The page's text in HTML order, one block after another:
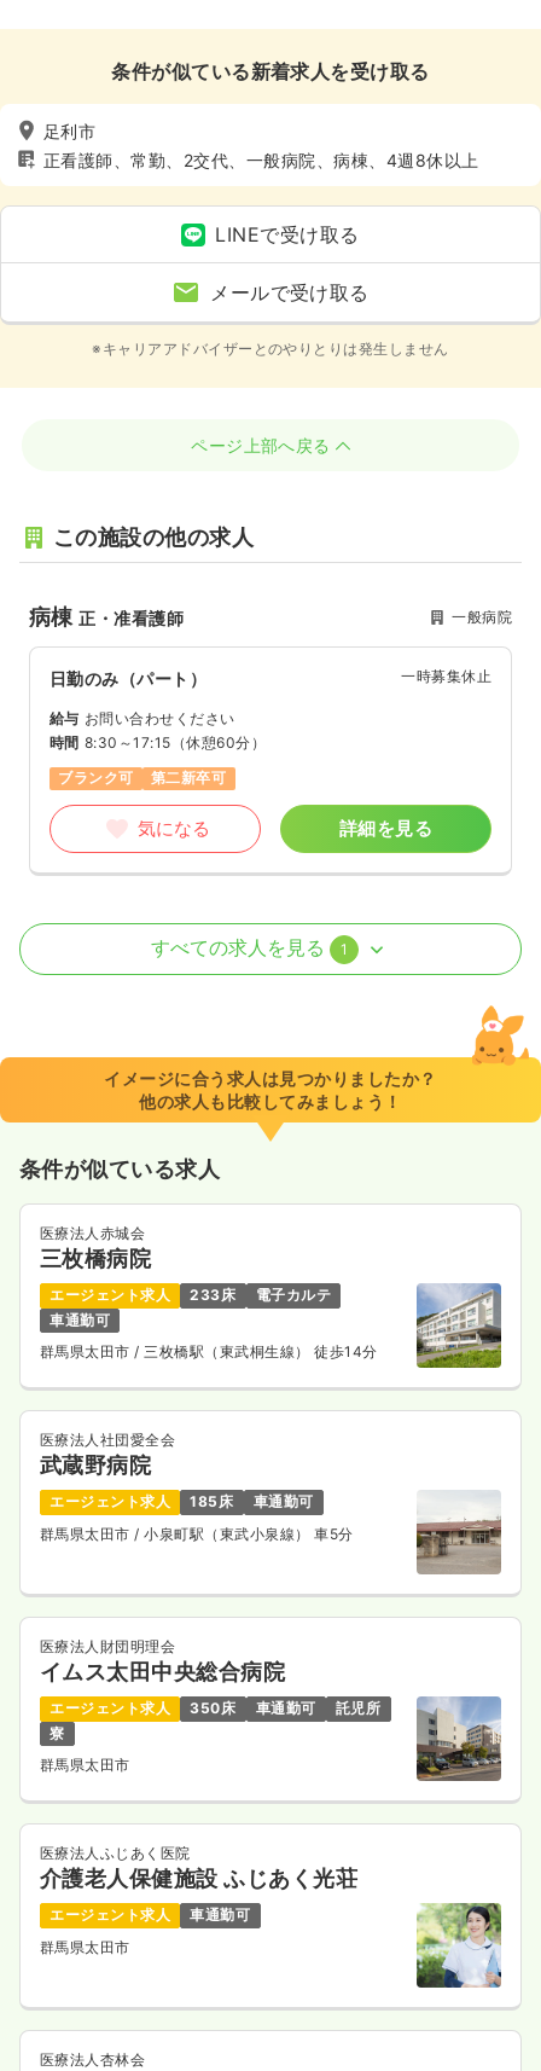
条件が似ている新着求人を受け取る
足利市
正看護師、常勤、2交代、一般病院、病棟、4週8休以上
LINEで受け取る
メールで受け取る
※キャリアアドバイザーとのやりとりは発生しません
ページ上部へ戻る
この施設の他の求人
病棟正・准看護師 一般病院
日勤のみ（パート） 一時募集休止
給与 お問い合わせください
時間 8:30～17:15 （休憩60分）
ブランク可
第二新卒可
気になる 詳細を見る
外来 正・准看護師
8:30～17:15（休憩60分）
ブランク可
第二新卒可 月給32万円以上可
気になる
すべての求人を見る 1
イメージに合う求人は見つかりましたか？
他の求人も比較してみましょう！
条件が似ている求人
医療法人赤城会
三枚橋病院
エージェント求人 233床
電子カルテ
車通勤可
群馬県太田市/ 三枚橋駅（東武桐生線） 徒歩14分
医療法人社団愛全会
武蔵野病院
エージェント求人 185床
車通勤可
群馬県太田市 / 小泉町駅（東武小泉線） 車5分
医療法人財団明理会
イムス太田中央総合病院
エージェント求人 350床 車通勤可
託児所
寮
群馬県太田市
医療法人ふじあく医院
介護老人保健施設 ふじあく光荘
エージェント求人
車通勤可
群馬県太田市
医療法人杏林会